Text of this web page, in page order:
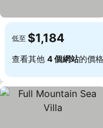
低至 $1,184
查看其他 4 個網站的價格